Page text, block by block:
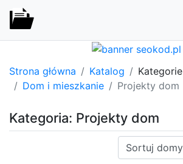
Strona główna Katalog
Kategorie
Dom i mieszkanie
Projekty dom
Kategoria: Projekty dom
Sortuj: